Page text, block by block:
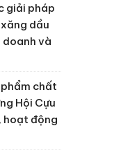
giải pháp
dầu
doanh và
chất
Hội Cựu
hoạt động